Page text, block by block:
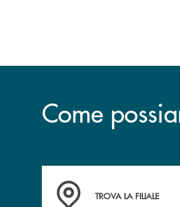
Come
Accedi all' elenco
TROVA LA FILIALE